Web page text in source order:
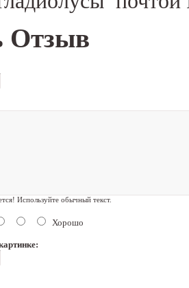
Отзыв
Используйте обычный текст.
Хорошо